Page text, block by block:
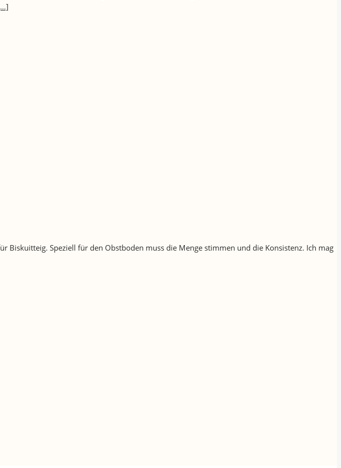
Biskuitteig. Speziell für den Obstboden muss die Menge stimmen und die Konsistenz. Ich mag